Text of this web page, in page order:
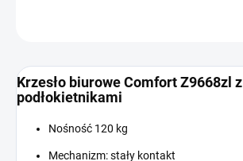
Krzesło biurowe Comfort Z9668zl z
podłokietnikami
Nośność 120 kg
Mechanizm: stały kontakt